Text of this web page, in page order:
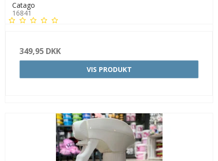
Catago
16841
349,95 DKK
VIS PRODUKT